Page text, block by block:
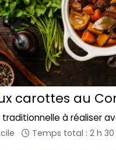
carottes au
à réaliser
Temps total : 2 h